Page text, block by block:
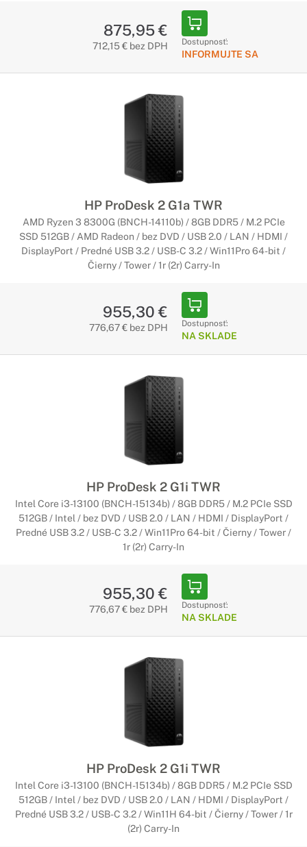
875,95 €
712,15 € bez DPH Dostupnosť:
INFORMUJTE SA
HP ProDesk 2 G1a TWR
AMD Ryzen 3 8300G (BNCH-14110b) / 8GB DDR5 / M.2 PCIe
SSD 512GB / AMD Radeon / bez DVD / USB 2.0 / LAN / HDMI /
DisplayPort / Predné USB 3.2 / USB-C 3.2 / Win11Pro 64-bit /
Čierny / Tower / 1r (2r) Carry-In
955,30 €
776,67 € bez DPH Dostupnosť:
NA SKLADE
HP ProDesk 2 G1i TWR
Intel Core i3-13100 (BNCH-15134b) / 8GB DDR5 / M.2 PCIe SSD
512GB / Intel / bez DVD / USB 2.0 / LAN / HDMI / DisplayPort /
Predné USB 3.2 / USB-C 3.2 / Win11Pro 64-bit / Čierny / Tower /
1r (2r) Carry-In
955,30 €
776,67 € bez DPH Dostupnosť:
NA SKLADE
HP ProDesk 2 G1i TWR
Intel Core i3-13100 (BNCH-15134b) / 8GB DDR5 / M.2 PCIe SSD
512GB / Intel / bez DVD / USB 2.0 / LAN / HDMI / DisplayPort /
Predné USB 3.2 / USB-C 3.2 / Win11H 64-bit / Čierny / Tower / 1r
(2r) Carry-In